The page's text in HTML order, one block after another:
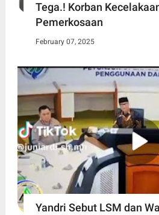
Tega.! Korban
Pemerkosaan
February 07, 2025
Yandri Sebut LSM dan